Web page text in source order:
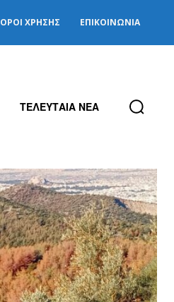
ΌΡΟΙ ΧΡΉΣΗΣ ΕΠΙΚΟΙΝΩΝΊΑ
ΤΕΛΕΥΤΑΙΑ ΝΕΑ